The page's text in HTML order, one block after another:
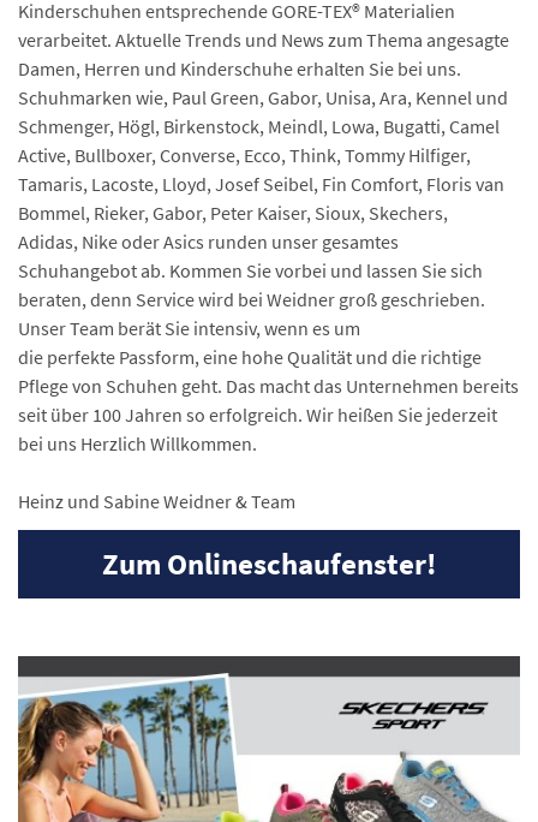
Kinderschuhen entsprechende GORE-TEX® Materialien
verarbeitet. Aktuelle Trends und News zum Thema angesagte
Damen, Herren und Kinderschuhe erhalten Sie bei uns.
Schuhmarken wie, Paul Green, Gabor, Unisa, Ara, Kennel und
Schmenger, Högl, Birkenstock, Meindl, Lowa, Bugatti, Camel
Active, Bullboxer, Converse, Ecco, Think, Tommy Hilfiger,
Tamaris, Lacoste, Lloyd, Josef Seibel, Fin Comfort, Floris van
Bommel, Rieker, Gabor, Peter Kaiser, Sioux, Skechers,
Adidas, Nike oder Asics runden unser gesamtes
Schuhangebot ab. Kommen Sie vorbei und lassen Sie sich
beraten, denn Service wird bei Weidner groß geschrieben.
Unser Team berät Sie intensiv, wenn es um
die perfekte Passform, eine hohe Qualität und die richtige
Pflege von Schuhen geht. Das macht das Unternehmen bereits
seit über 100 Jahren so erfolgreich. Wir heißen Sie jederzeit
bei uns Herzlich Willkommen.
Heinz und Sabine Weidner & Team
Zum Onlineschaufenster!